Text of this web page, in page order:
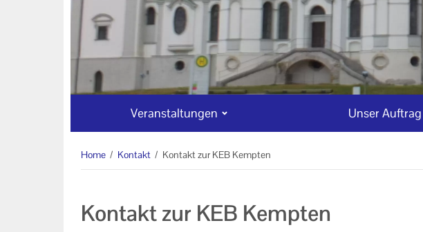
Veranstaltungen Unser Auftrag
Home / Kontakt / Kontakt zur KEB Kempten
Kontakt zur KEB Kempten
Kontakt zur KEB Kempten